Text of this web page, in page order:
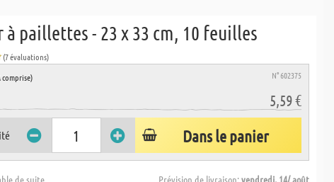
à paillettes - 23 x 33 cm, 10 feuilles
(7 évaluations)
comprise) N° 602375
5,59 €
Dans le panier
de suite Prévision de livraison:vendredi, 14/ août